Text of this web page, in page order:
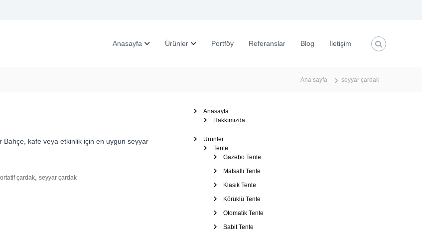
Anasayfa Ürünler Portföy Referanslar Blog İletişim
Ana sayfa seyyar çardak
Bahçe, kafe veya etkinlik için en uygun seyyar
çardak, seyyar çardak
Anasayfa
Hakkımızda
Ürünler
Tente
Gazebo Tente
Mafsallı Tente
Klasik Tente
Körüklü Tente
Otomatik Tente
Sabit Tente